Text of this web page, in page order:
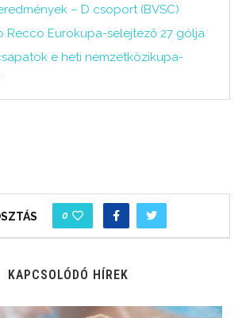
– D csoport (BVSC)
Recco Eurokupa-selejtező 27 gólja
e heti nemzetközikupa-
0
KAPCSOLÓDÓ HÍREK